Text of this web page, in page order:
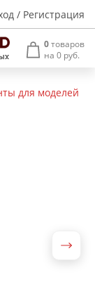
/ Регистрация
0товаров
на 0 руб.
для моделей